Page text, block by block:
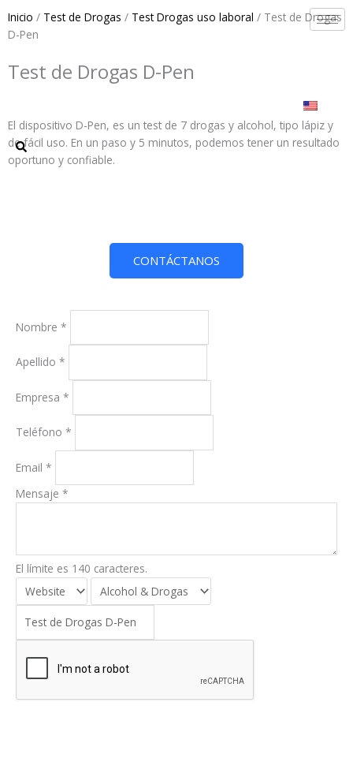
contenido
Inicio / Test de Drogas / Test Drogas uso laboral / Test de Drogas
D-Pen
Test de Drogas D-Pen
El dispositivo D-Pen, es un test de 7 drogas y alcohol, tipo lápiz y
de fácil uso. En un paso y 5 minutos, podemos tener un resultado
oportuno y confiable.
CONTÁCTANOS
Nombre *
Apellido *
Empresa *
Teléfono *
Email *
Mensaje *
El límite es 140 caracteres.